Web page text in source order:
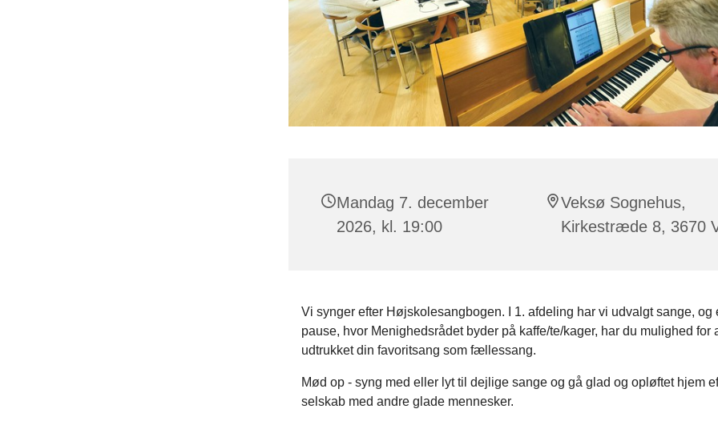
Mandag 7. december
2026, kl. 19:00
Veksø Sognehus,
Kirkestræde 8, 3670
Vi synger efter Højskolesangbogen. I 1. afdeling har vi udvalgt sange, og
pause, hvor Menighedsrådet byder på kaffe/te/kager, har du mulighed for
udtrukket din favoritsang som fællessang.
Mød op - syng med eller lyt til dejlige sange og gå glad og opløftet hjem
selskab med andre glade mennesker.